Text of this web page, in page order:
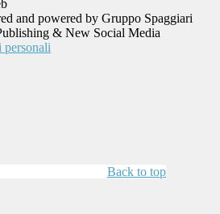
and powered by Gruppo Spaggiari
& New Social Media
personali
Back to top